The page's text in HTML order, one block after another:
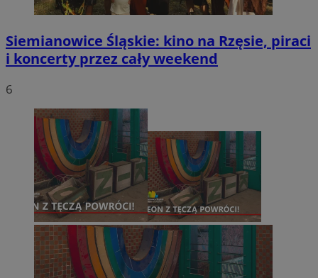
Siemianowice Śląskie: kino na Rzęsie, piraci
i koncerty przez cały weekend
6